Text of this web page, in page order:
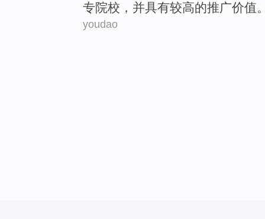
专院校 ， 并具有较高的推广价值
youdao